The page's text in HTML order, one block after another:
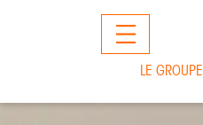
LE GROUPE